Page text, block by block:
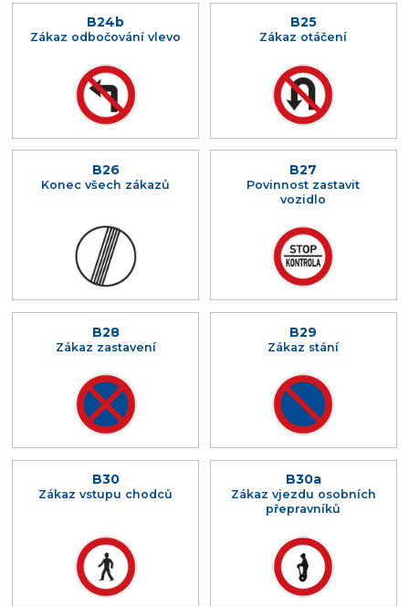
B24b
Zákaz odbočování vlevo
B25
Zákaz otáčení
B26
Konec všech zákazů
B27
Povinnost zastavit
vozidlo
B28
Zákaz zastavení
B29
Zákaz stání
B30
Zákaz vstupu chodců
B30a
Zákaz vjezdu osobních
přepravníků